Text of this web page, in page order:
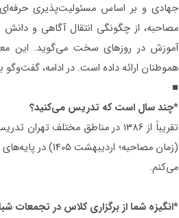
جهادی و بر اساس مسئولیت‌پذیری
مصاحبه، از چگونگی انتقال آگاهی و
آموزش در روزهای سخت می‌گوید. این
هموطنان ارائه داده است. در ادامه، گفت‌وگو
■
*چند سال است که تدریس می‌کنید؟
می‌کنم.
*انگیزه شما از برگزاری کلاس در تجمعات